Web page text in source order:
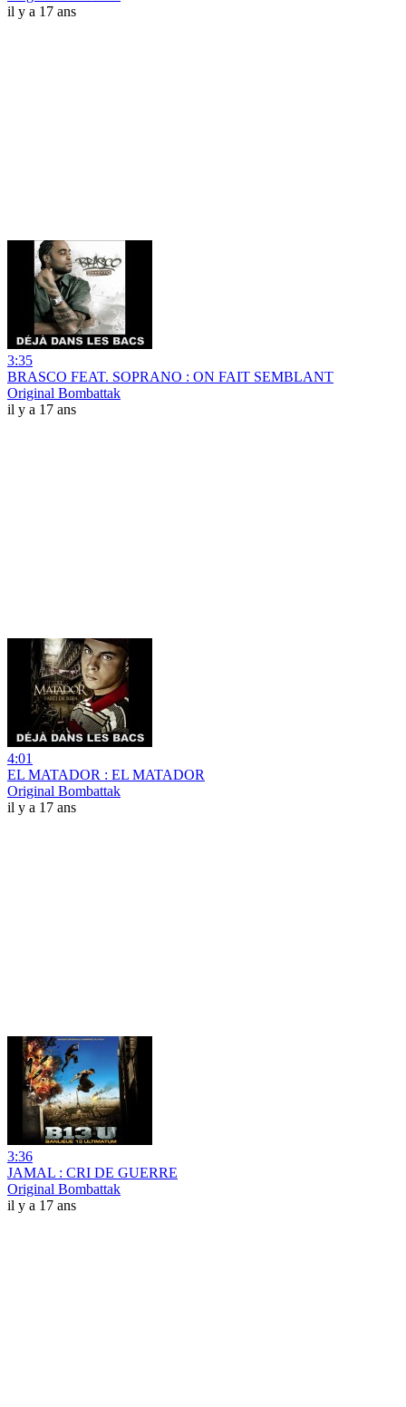
il y a 17 ans
3:35
BRASCO FEAT. SOPRANO : ON FAIT SEMBLANT
Original Bombattak
il y a 17 ans
4:01
EL MATADOR : EL MATADOR
Original Bombattak
il y a 17 ans
3:36
JAMAL : CRI DE GUERRE
Original Bombattak
il y a 17 ans